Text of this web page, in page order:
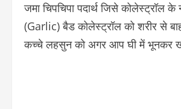
जमा चिपचिपा पदार्थ जिसे कोलेस्ट्रॉल
(Garlic) बैड कोलेस्ट्रॉल को शरीर से
कच्चे लहसुन को अगर आप घी में भूनकर